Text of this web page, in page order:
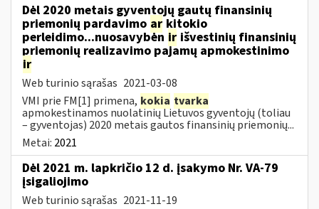
Dėl 2020 metais gyventojų gautų finansinių
priemonių pardavimo ar kitokio
perleidimo...nuosavybėn ir išvestinių finansinių
priemonių realizavimo pajamų apmokestinimo
ir
Web turinio sąrašas 2021-03-08
VMI prie FM[1] primena, kokia tvarka
apmokestinamos nuolatinių Lietuvos gyventojų (toliau
– gyventojas) 2020 metais gautos finansinių priemonių...
Metai: 2021
Dėl 2021 m. lapkričio 12 d. įsakymo Nr. VA-79
įsigaliojimo
Web turinio sąrašas 2021-11-19